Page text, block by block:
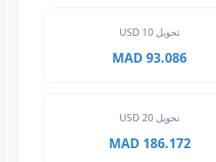
93.086 MAD
186.172 MAD